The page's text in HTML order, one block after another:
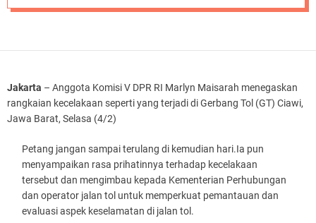
Jakarta – Anggota Komisi V DPR RI Marlyn Maisarah menegaskan
rangkaian kecelakaan seperti yang terjadi di Gerbang Tol (GT) Ciawi,
Jawa Barat, Selasa (4/2)
Petang jangan sampai terulang di kemudian hari.Ia pun
menyampaikan rasa prihatinnya terhadap kecelakaan
tersebut dan mengimbau kepada Kementerian Perhubungan
dan operator jalan tol untuk memperkuat pemantauan dan
evaluasi aspek keselamatan di jalan tol.